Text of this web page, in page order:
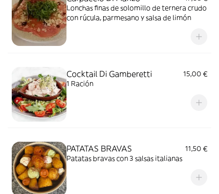
Lonchas finas de solomillo de ternera crudo
con rúcula, parmesano y salsa de limón
Cocktail Di Gamberetti
15,00 €
1 Ración
PATATAS BRAVAS
11,50 €
Patatas bravas con 3 salsas italianas